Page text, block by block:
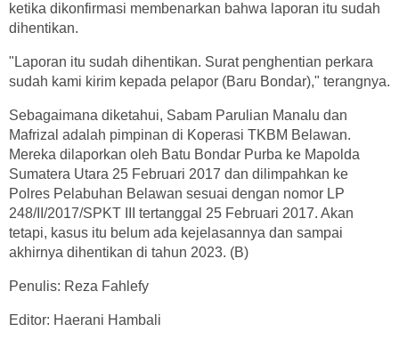
ketika dikonfirmasi membenarkan bahwa laporan itu sudah
dihentikan.
"Laporan itu sudah dihentikan. Surat penghentian perkara
sudah kami kirim kepada pelapor (Baru Bondar)," terangnya.
Sebagaimana diketahui, Sabam Parulian Manalu dan
Mafrizal adalah pimpinan di Koperasi TKBM Belawan.
Mereka dilaporkan oleh Batu Bondar Purba ke Mapolda
Sumatera Utara 25 Februari 2017 dan dilimpahkan ke
Polres Pelabuhan Belawan sesuai dengan nomor LP
248/II/2017/SPKT III tertanggal 25 Februari 2017. Akan
tetapi, kasus itu belum ada kejelasannya dan sampai
akhirnya dihentikan di tahun 2023. (B)
Penulis: Reza Fahlefy
Editor: Haerani Hambali